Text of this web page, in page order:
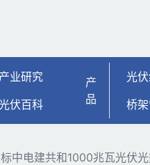
建共和
产业研究
伏百科
产
品
光
桥
中电建共和1000兆瓦光伏